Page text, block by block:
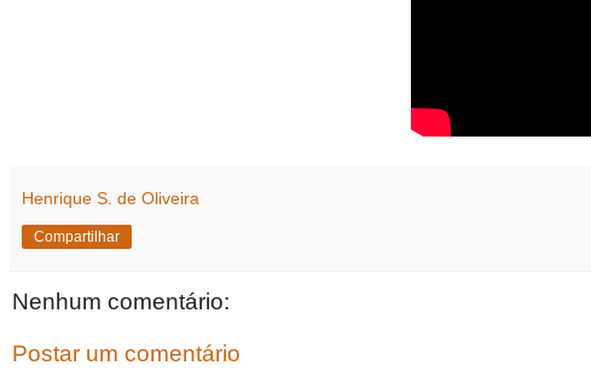
Henrique S. de Oliveira
Compartilhar
Nenhum comentário:
Postar um comentário